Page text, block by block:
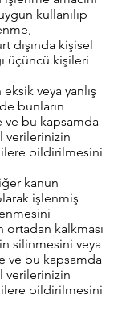
kullanılıp
dışında kişisel
üçüncü kişileri
veya yanlış
bunların
bu kapsamda
verilerinizin
bildirilmesini
kanun
işlenmiş
kalkması
silinmesini veya
ve bu kapsamda
verilerinizin
bildirilmesini